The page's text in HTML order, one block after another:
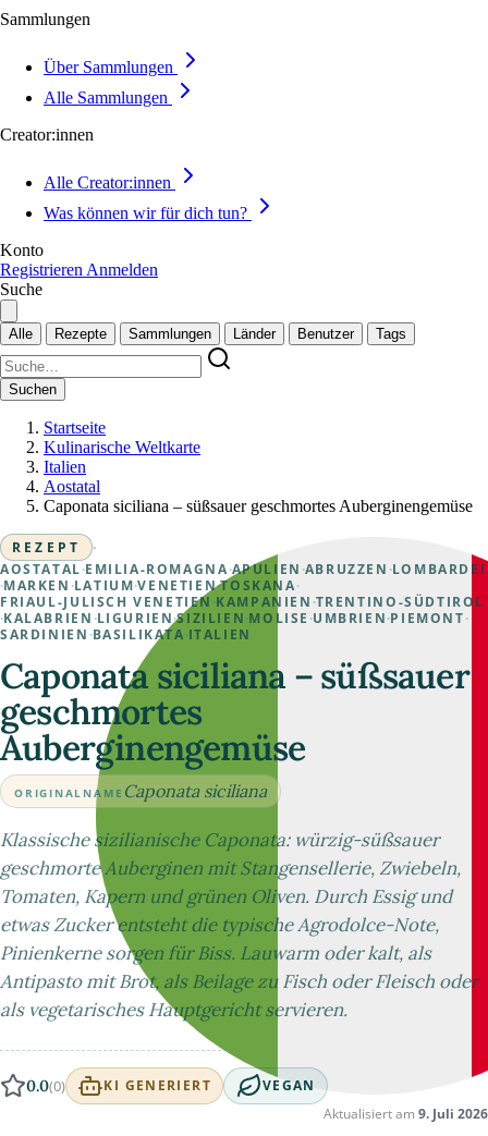
Sammlungen
Über Sammlungen
Alle Sammlungen
Creator:innen
Alle Creator:innen
Was können wir für dich tun?
Konto
Registrieren Anmelden
Suche
Alle Rezepte Sammlungen Länder Benutzer Tags
Suchen
Startseite
Kulinarische Weltkarte
Italien
Aostatal
Caponata siciliana – süßsauer geschmortes Auberginengemüse
REZEPT
·
AOSTATAL ·EMILIA-ROMAGNA ·APULIEN ·ABRUZZEN ·LOMBARDEI
·MARKEN ·LATIUM·VENETIEN·TOSKANA ·
FRIAUL-JULISCH VENETIEN ·KAMPANIEN ·TRENTINO-SÜDTIROL
·KALABRIEN ·LIGURIEN·SIZILIEN ·MOLISE ·UMBRIEN ·PIEMONT ·
SARDINIEN ·BASILIKATA ·ITALIEN
Caponata siciliana – süßsauer
geschmortes
Auberginengemüse
ORIGINALNAME Caponata siciliana
Klassische sizilianische Caponata: würzig-süßsauer
geschmorte Auberginen mit Stangensellerie, Zwiebeln,
Tomaten, Kapern und grünen Oliven. Durch Essig und
etwas Zucker entsteht die typische Agrodolce-Note,
Pinienkerne sorgen für Biss. Lauwarm oder kalt, als
Antipasto mit Brot, als Beilage zu Fisch oder Fleisch oder
als vegetarisches Hauptgericht servieren.
0.0(0) KI GENERIERT VEGAN
Aktualisiert am 9. Juli 2026